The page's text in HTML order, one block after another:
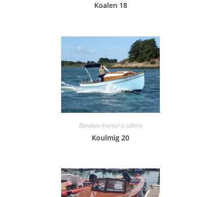
Koalen 18
Bateaux moteur à cabine
Koulmig 20